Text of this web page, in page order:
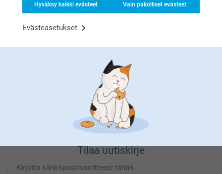
Hyväksy kaikki evästeet Vain pakolliset evästeet
Evästeasetukset
Etsitkö inspiraatiota?
Olemme täällä sinun vuoksesi
Tilaa uutiskirje
Kirjoita sähköpostiosoitteesi tähän